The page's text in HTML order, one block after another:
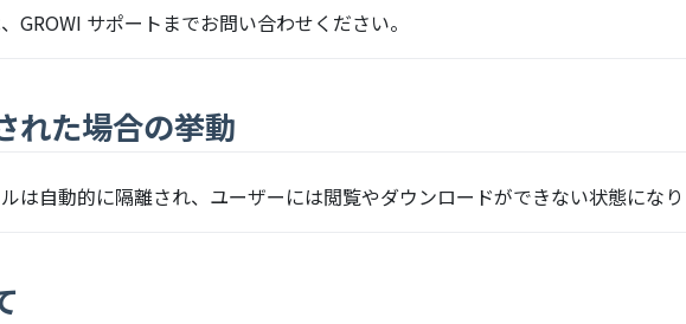
GROWI サポートまでお問い合わせください。
れた場合の挙動
は自動的に隔離され、ユーザーには閲覧やダウンロードができない状態にな